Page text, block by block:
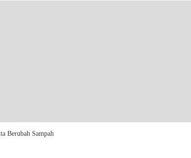
Berubah Sampah